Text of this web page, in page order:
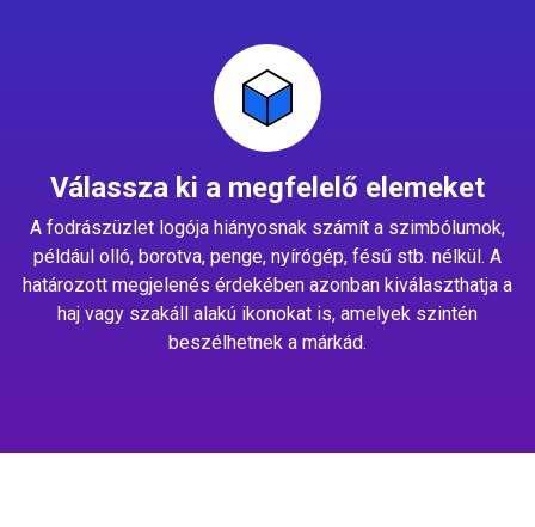
Válassza ki a megfelelő elemeket
A fodrászüzlet logója hiányosnak számít a szimbólumok,
például olló, borotva, penge, nyírógép, fésű stb. nélkül. A
határozott megjelenés érdekében azonban kiválaszthatja a
haj vagy szakáll alakú ikonokat is, amelyek szintén
beszélhetnek a márkád.